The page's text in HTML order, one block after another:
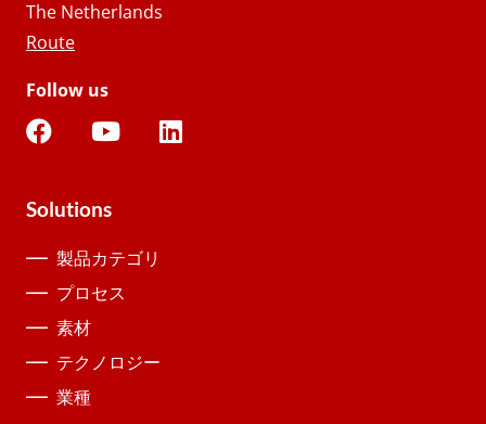
The Netherlands
Route
Follow us
Solutions
製品カテゴリ
プロセス
素材
テクノロジー
業種